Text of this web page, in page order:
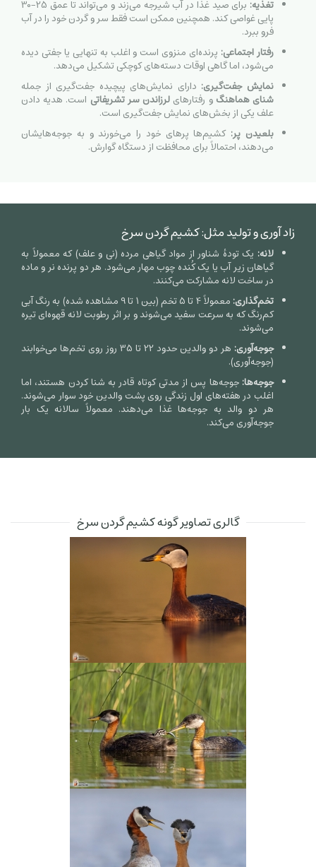
تغذیه: برای صید غذا در آب شیرجه می‌زند و می‌تواند تا عمق 25
−
30
پایی غواصی کند. همچنین ممکن است فقط سر و گردن خود را در آب
فرو ببرد.
رفتار اجتماعی: پرنده‌ای منزوی است و اغلب به تنهایی یا جفتی دیده
می‌شود، اما گاهی اوقات دسته‌های کوچکی تشکیل می‌دهد.
نمایش جفت‌گیری: دارای نمایش‌های پیچیده جفت‌گیری از جمله
شنای هماهنگ و رفتارهای لرزاندن سر تشریفاتی است. هدیه دادن
علف یکی از بخش‌های نمایش جفت‌گیری است.
بلعیدن پر: کشیم‌ها پرهای خود را می‌خورند و به جوجه‌هایشان
می‌دهند، احتمالاً برای محافظت از دستگاه گوارش.
زاد آوری و تولید مثل: کشیم گردن سرخ
لانه: یک تودهٔ شناور از مواد گیاهی مرده (نی و علف) که معمولاً به
گیاهان زیر آب یا یک کُنده چوب مهار می‌شود. هر دو پرنده نر و ماده
در ساخت لانه مشارکت می‌کنند.
تخم‌گذاری: معمولاً4تا5تخم (بین 1تا9 مشاهده شده) به رنگ آبی
کم‌رنگ که به سرعت سفید می‌شوند و بر اثر رطوبت لانه قهوه‌ای تیره
می‌شوند.
جوجه‌آوری: هر دو والدین حدود22تا 35 روز روی تخم‌ها می‌خوابند
(جوجه‌آوری).
جوجه‌ها: جوجه‌ها پس از مدتی کوتاه قادر به شنا کردن هستند، اما
اغلب در هفته‌های اول زندگی روی پشت والدین خود سوار می‌شوند.
هر دو والد به جوجه‌ها غذا می‌دهند. معمولاً سالانه یک بار
جوجه‌آوری می‌کند.
گالری تصاویر گونه کشیم گردن سرخ